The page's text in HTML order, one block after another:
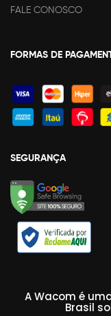
FALE CONOSCO
FORMAS DE
SEGURANÇA
A Wacom é
Brasil